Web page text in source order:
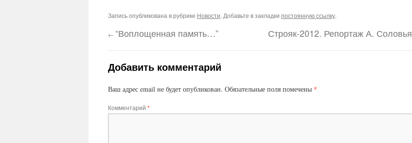
Запись опубликована в рубрике Новости. Добавьте в закладки постоянную ссылку.
← “Воплощенная память…” Строяк-2012. Репортаж А. Соловья
Добавить комментарий
Ваш адрес email не будет опубликован. Обязательные поля помечены *
Комментарий *